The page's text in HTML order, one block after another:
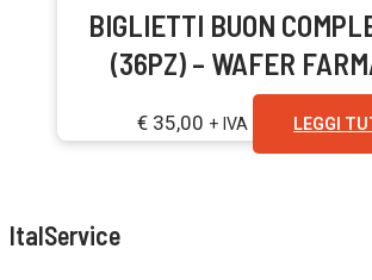
BIGLIETTI BUON
(36PZ) – WAFER
€ 35,00 + IVA LEGGI
ItalService